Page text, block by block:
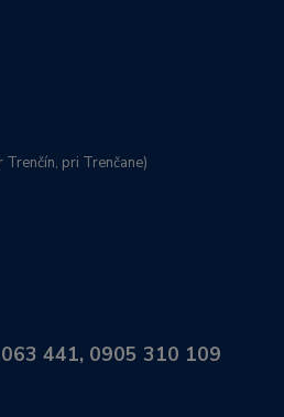
pri Trenčane)
441, 0905 310 109